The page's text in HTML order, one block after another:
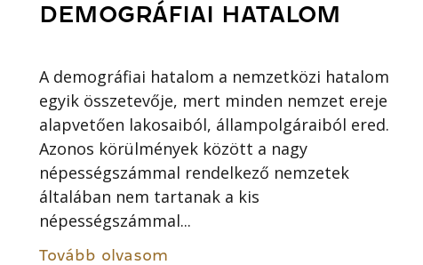
DEMOGRÁFIAI HATALOM
A demográfiai hatalom a nemzetközi hatalom
egyik összetevője, mert minden nemzet ereje
alapvetően lakosaiból, állampolgáraiból ered.
Azonos körülmények között a nagy
népességszámmal rendelkező nemzetek
általában nem tartanak a kis
népességszámmal...
Tovább olvasom